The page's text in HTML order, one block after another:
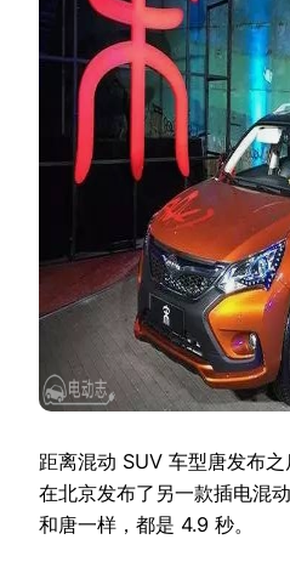
距离混动 SUV 车型唐发布
在北京发布了另一款插电混
和唐一样，都是 4.9 秒。